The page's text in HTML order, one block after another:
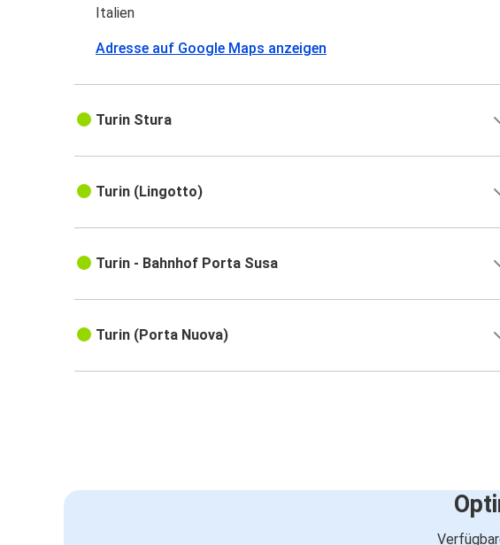
Italien
Adresse auf Google Maps anzeigen
Turin Stura
Turin (Lingotto)
Turin - Bahnhof Porta Susa
Turin (Porta Nuova)